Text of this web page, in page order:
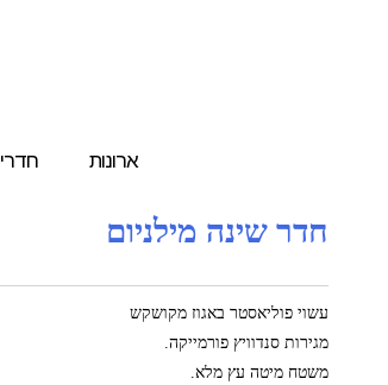
ארונות
חדר שינה מילניום
עשוי פוליאסטר באגוז מקושקש
מגירות סנדוויץ פורמייקה.
משטח מיטה עץ מלא.